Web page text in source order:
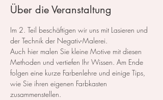
Über die Veranstaltung
Im 2. Teil beschäftigen wir uns mit Lasieren und
der Technik der Negativ-Malerei.
Auch hier malen Sie kleine Motive mit diesen
Methoden und vertiefen Ihr Wissen. Am Ende
folgen eine kurze Farbenlehre und einige Tips,
wie Sie ihren eigenen Farbkasten
zusammenstellen.